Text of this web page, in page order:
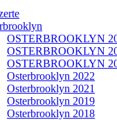
OSTERBROOKLYN
OSTERBROOKLYN
OSTERBROOKLYN
Osterbrooklyn 2022
Osterbrooklyn 2021
Osterbrooklyn 2019
Osterbrooklyn 2018